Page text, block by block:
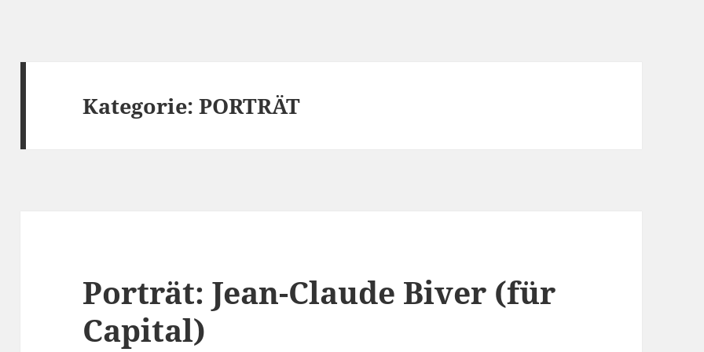
Kategorie:PORTRÄT
Porträt: Jean-Claude Biver (für
Capital)